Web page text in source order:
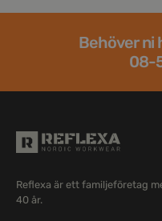
Behöver ni
08-
Reflexa är ett familjeföretag
40 år.